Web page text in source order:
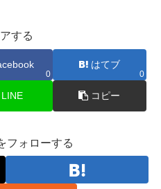
する
0
はてブ
0
LINE コピー
フォローする